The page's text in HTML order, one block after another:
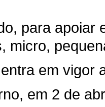
para apoiar
micro,
em vigor
em 2 de